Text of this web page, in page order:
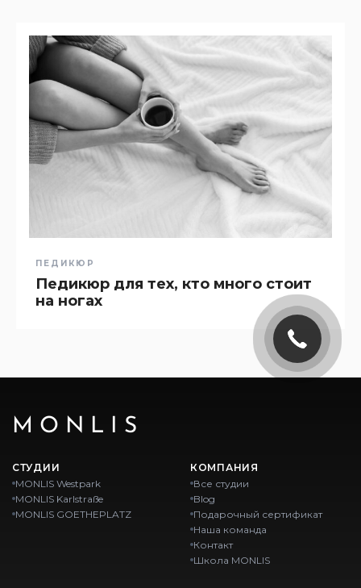
ПЕДИКЮР
Педикюр для тех, кто много стоит
на ногах
MONLIS
СТУДИИ
MONLIS Westpark
MONLIS Karlstraße
MONLIS GOETHEPLATZ
КОМПАНИЯ
Все студии
Blog
Подарочный сертификат
Наша команда
Контакт
Школа MONLIS